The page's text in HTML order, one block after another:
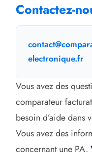
Contactez-
electronique.fr
Vous avez des
comparateur
besoin d’aide dans
Vous avez des
concernant une PA.